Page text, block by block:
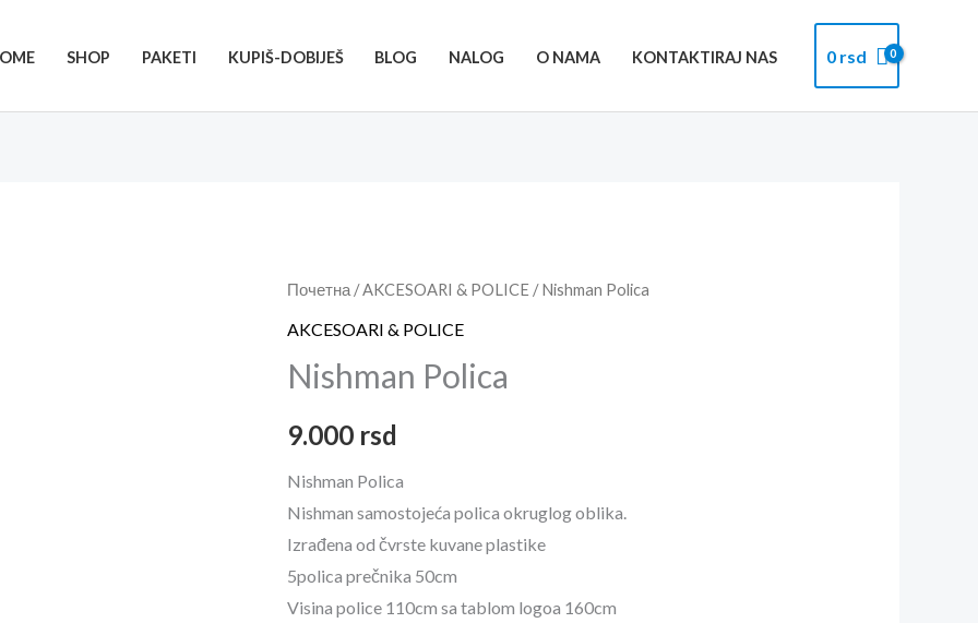
SHOP PAKETI KUPIŠ-DOBIJEŠ BLOG NALOG O NAMA KONTAKTIRAJ NAS 0 rsd
Почетна /AKCESOARI & POLICE / Nishman Polica
AKCESOARI & POLICE
Nishman Polica
9.000 rsd
Nishman Polica
Nishman samostojeća polica okruglog oblika.
Izrađena od čvrste kuvane plastike
5polica prečnika 50cm
Visina police 110cm sa tablom logoa 160cm
Nishman
Polica